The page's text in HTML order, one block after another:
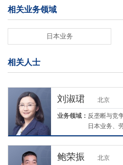
相关业务领域
日本业务
相关人士
刘淑珺 北京
业务领域： 反垄断与竞
日本业务、
鲍荣振 北京